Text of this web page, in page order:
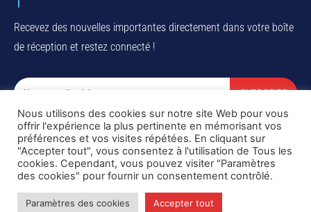
Recevez des nouvelles importantes directement dans votre boîte
de réception et restez connecté !
SUBSCRIBE
I've read and accept thePrivacy Policy.
Copyright © DiaspoRDC. All rights reserved
Nous utilisons des cookies sur notre site Web pour vous
offrir l'expérience la plus pertinente en mémorisant vos
préférences et vos visites répétées. En cliquant sur
"Accepter tout", vous consentez à l'utilisation de Tous les
cookies. Cependant, vous pouvez visiter "Paramètres
des cookies" pour fournir un consentement contrôlé.
Paramètres des cookies Accepter tout